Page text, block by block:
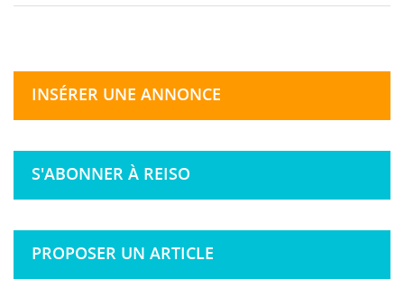
INSÉRER UNE ANNONCE
S'ABONNER À REISO
PROPOSER UN ARTICLE